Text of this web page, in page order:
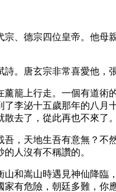
、德宗四位皇帝。他
。唐玄宗非常喜愛他，
籠上行走。一個有道
李泌十五歲那年的八
去了，從此再也不來了。
，天地生吾有意無？
人沒有不稱讚的。
和嵩山時遇見神仙降
有危險，朝廷多難，